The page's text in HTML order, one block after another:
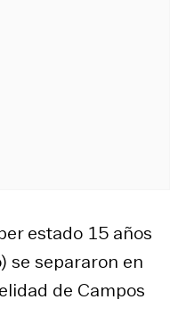
estado 15 años
se separaron en
de Campos